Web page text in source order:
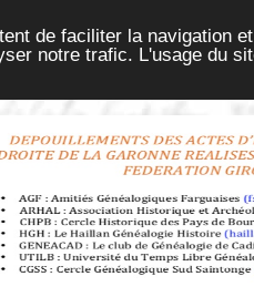
de faciliter la navigation
notre trafic. L'usage du